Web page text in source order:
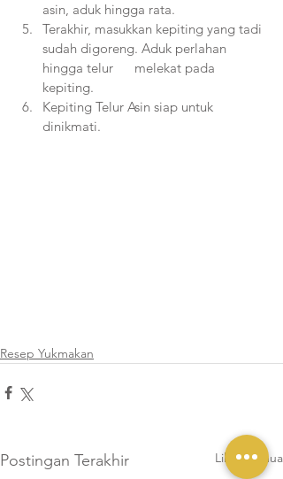
asin, aduk hingga rata.
Terakhir, masukkan kepiting yang tadi
sudah digoreng. Aduk perlahan
hingga telur      melekat pada
kepiting.
Kepiting Telur Asin siap untuk
dinikmati.
Resep Yukmakan
Postingan Terakhir Lihat Semua